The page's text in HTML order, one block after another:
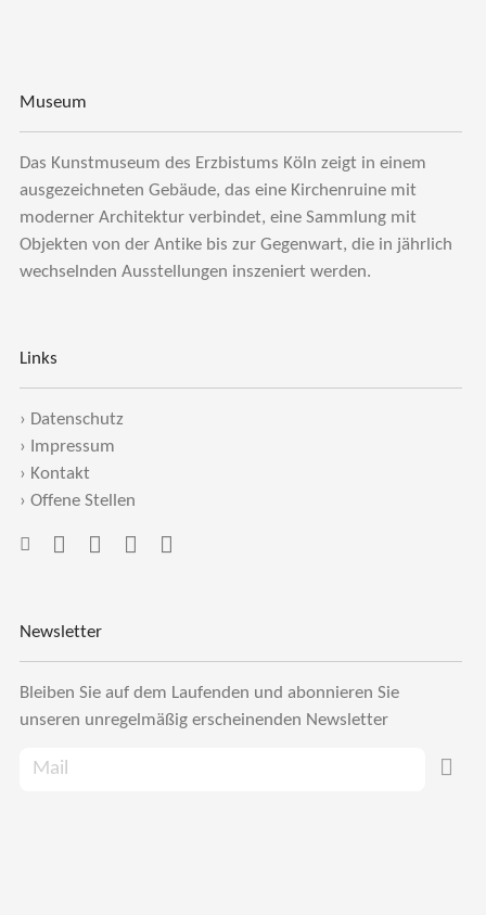
Museum
Das Kunstmuseum des Erzbistums Köln zeigt in einem
ausgezeichneten Gebäude, das eine Kirchenruine mit
moderner Architektur verbindet, eine Sammlung mit
Objekten von der Antike bis zur Gegenwart, die in jährlich
wechselnden Ausstellungen inszeniert werden.
Links
› Datenschutz
›
Impressum
› Kontakt
› Offene Stellen
Newsletter
Bleiben Sie auf dem Laufenden und abonnieren Sie
unseren unregelmäßig erscheinenden Newsletter